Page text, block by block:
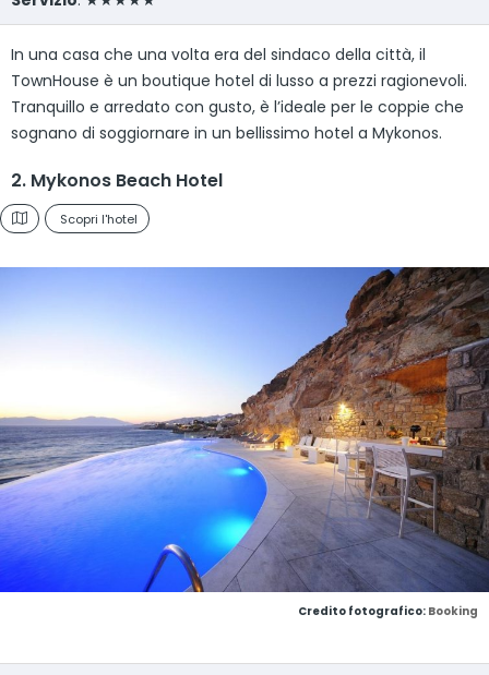
In una casa che una volta era del sindaco della città, il
TownHouse è un boutique hotel di lusso a prezzi ragionevoli.
Tranquillo e arredato con gusto, è l’ideale per le coppie che
sognano di soggiornare in un bellissimo hotel a Mykonos.
2. Mykonos Beach Hotel
Scopri l'hotel
Credito fotografico: Booking